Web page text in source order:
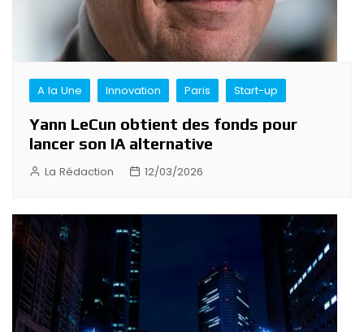
A la Une Innovation Paris Start-up
Yann LeCun obtient des fonds pour
lancer son IA alternative
La Rédaction 12/03/2026